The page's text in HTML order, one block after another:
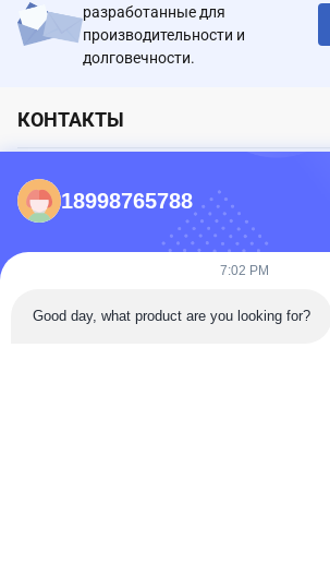
разработанные для
производительности и
долговечности.
КОНТАКТЫ
86-0731-198823123-11
Puooedr@maoyt.com
БЫСТРЫЕ ССЫЛКИ
18998765788
7:02 PM
Good day, what product are you looking for?